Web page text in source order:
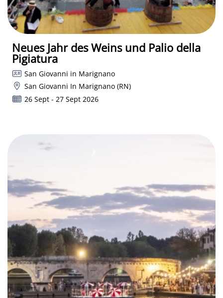
Neues Jahr des Weins und Palio della
Pigiatura
San Giovanni in Marignano
San Giovanni In Marignano (RN)
26 Sept - 27 Sept 2026